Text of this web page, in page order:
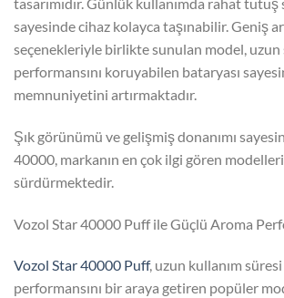
sayesinde cihaz kolayca taşınabilir. Geniş
seçenekleriyle birlikte sunulan model, uzun
performansını koruyabilen bataryası
memnuniyetini artırmaktadır.
Şık görünümü ve gelişmiş donanımı
40000, markanın en çok ilgi gören
sürdürmektedir.
Vozol Star 40000 Puff ile Güçlü Aroma
Vozol Star 40000 Puff, uzun kullanım
performansını bir araya getiren popüler